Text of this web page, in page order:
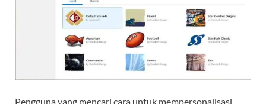
Pengguna yang mencari cara untuk mempersonalisasi